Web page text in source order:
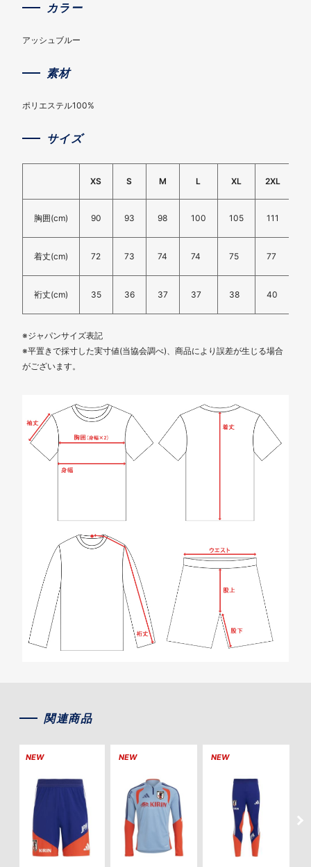
カラー
アッシュブルー
素材
ポリエステル100%
サイズ
XS S M L XL 2XL
胸囲(cm) 90 93 98 100 105 111
着丈(cm) 72 73 74 74 75 77
裄丈(cm) 35 36 37 37 38 40
※ジャパンサイズ表記
※平置きで採寸した実寸値(当協会調べ)、商品により誤差が生じる場合
がございます。
関連商品
NEW NEW NEW